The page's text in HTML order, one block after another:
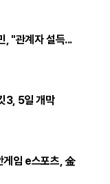
, "관계자 설득...
3, 5일 개막
임 e스포츠, 金